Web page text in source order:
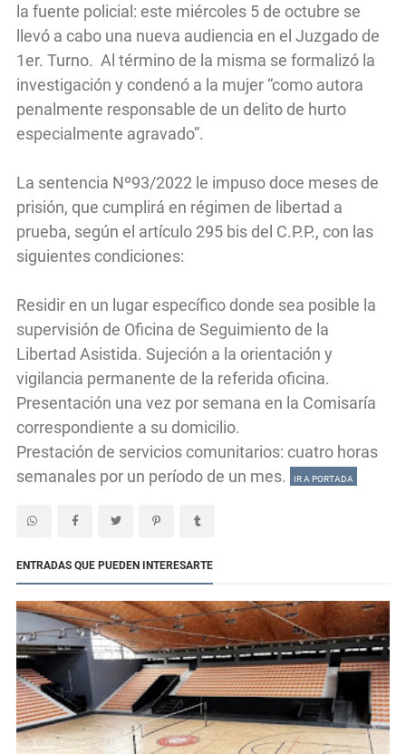
la fuente policial: este miércoles 5 de octubre se
llevó a cabo una nueva audiencia en el Juzgado de
1er. Turno. Al término de la misma se formalizó la
investigación y condenó a la mujer “como autora
penalmente responsable de un delito de hurto
especialmente agravado”.
La sentencia Nº93/2022 le impuso doce meses de
prisión, que cumplirá en régimen de libertad a
prueba, según el artículo 295 bis del C.P.P., con las
siguientes condiciones:
Residir en un lugar específico donde sea posible la
supervisión de Oficina de Seguimiento de la
Libertad Asistida. Sujeción a la orientación y
vigilancia permanente de la referida oficina.
Presentación una vez por semana en la Comisaría
correspondiente a su domicilio.
Prestación de servicios comunitarios: cuatro horas
semanales por un período de un mes.
IR A PORTADA
ENTRADAS QUE PUEDEN INTERESARTE